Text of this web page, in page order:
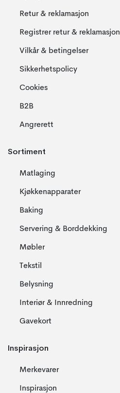
Retur & reklamasjon
Registrer retur & reklamasjon
Vilkår & betingelser
Sikkerhetspolicy
Cookies
B2B
Angrerett
Sortiment
Matlaging
Kjøkkenapparater
Baking
Servering & Borddekking
Møbler
Tekstil
Belysning
Interiør & Innredning
Gavekort
Inspirasjon
Merkevarer
Inspirasjon